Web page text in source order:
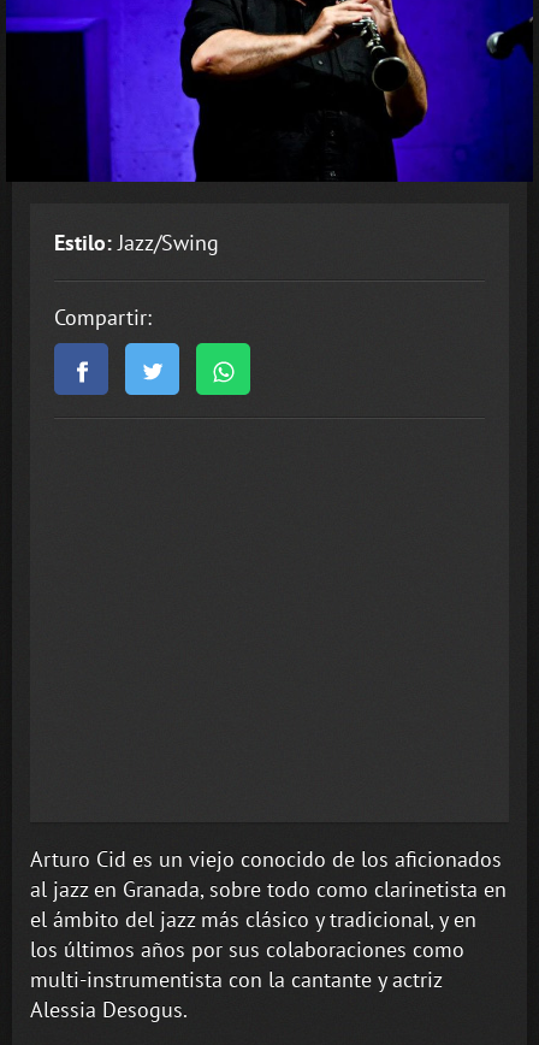
Estilo:Jazz/Swing
Compartir:
Arturo Cid es un viejo conocido de los aficionados
al jazz en Granada, sobre todo como clarinetista en
el ámbito del jazz más clásico y tradicional, y en
los últimos años por sus colaboraciones como
multi-instrumentista con la cantante y actriz
Alessia Desogus.